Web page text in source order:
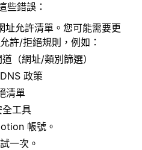
些錯誤：
允許清單。您可能需要更
許/拒絕規則，例如：
（網址/類別篩選）
政策
清單
工具
帳號。
一次。